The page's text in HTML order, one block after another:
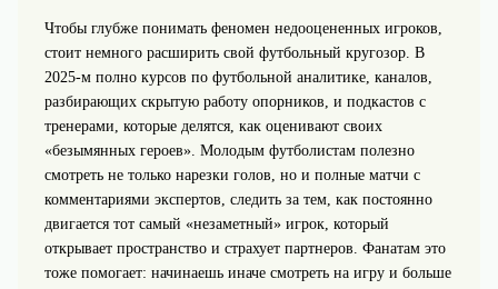
Чтобы глубже понимать феномен недооцененных игроков,
стоит немного расширить свой футбольный кругозор. В
2025‑м полно курсов по футбольной аналитике, каналов,
разбирающих скрытую работу опорников, и подкастов с
тренерами, которые делятся, как оценивают своих
«безымянных героев». Молодым футболистам полезно
смотреть не только нарезки голов, но и полные матчи с
комментариями экспертов, следить за тем, как постоянно
двигается тот самый «незаметный» игрок, который
открывает пространство и страхует партнеров. Фанатам это
тоже помогает: начинаешь иначе смотреть на игру и больше